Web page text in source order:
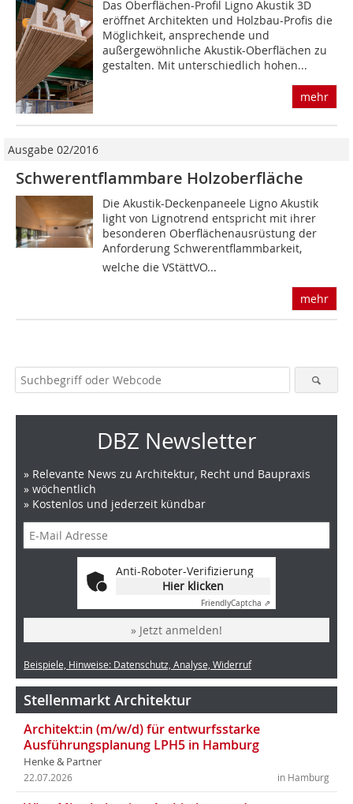
Das Oberflächen-Profil Ligno Akustik 3D
eröffnet Architekten und Holzbau-Profis die
Möglichkeit, ansprechende und
außergewöhnliche Akustik-Oberflächen zu
gestalten. Mit unterschiedlich hohen...
mehr
Ausgabe 02/2016
Schwerentflammbare Holzoberfläche
Die Akustik-Deckenpaneele Ligno Akustik
light von Lignotrend entspricht mit ihrer
besonderen Oberflächenausrüstung der
Anforderung Schwer­entflammbarkeit,
welche die VStättVO...
mehr
DBZ Newsletter
» Relevante News zu Architektur, Recht und Baupraxis
» wöchentlich
» Kostenlos und jederzeit kündbar
Anti-Roboter-Verifizierung
Hier klicken
FriendlyCaptcha ⇗
» Jetzt anmelden!
Beispiele, Hinweise: Datenschutz, Analyse, Widerruf
Stellenmarkt Architektur
Architekt:in (m/w/d) für entwurfsstarke
Ausführungsplanung LPH5 in Hamburg
Henke & Partner
in Hamburg
22.07.2026